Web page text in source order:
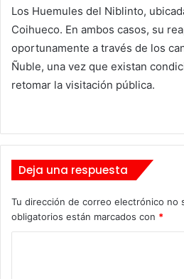
Los Huemules del Niblinto,
Coihueco. En ambos casos, su
oportunamente a través de los
Ñuble, una vez que existan
retomar la visitación pública.
Deja una respuesta
Tu dirección de correo electrónico no
obligatorios están marcados con *